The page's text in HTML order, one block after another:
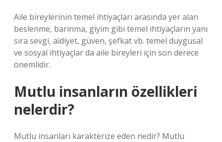
Aile bireylerinin temel ihtiyaçları arasında yer alan
beslenme, barınma, giyim gibi temel ihtiyaçların yanı
sıra sevgi, aidiyet, güven, şefkat vb. temel duygusal
ve sosyal ihtiyaçlar da aile bireyleri için son derece
önemlidir.
Mutlu insanların özellikleri
nelerdir?
Mutlu insanları karakterize eden nedir? Mutlu